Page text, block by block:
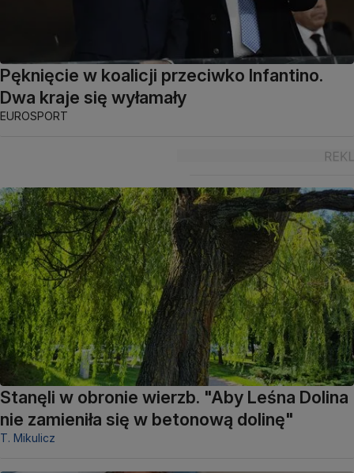
Pęknięcie w koalicji przeciwko Infantino.
Dwa kraje się wyłamały
EUROSPORT
Stanęli w obronie wierzb. "Aby Leśna Dolina
nie zamieniła się w betonową dolinę"
T. Mikulicz